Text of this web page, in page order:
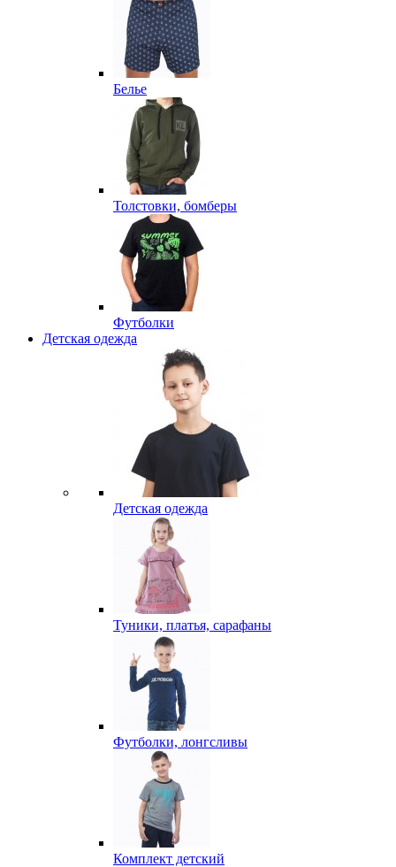
Белье
Толстовки, бомберы
Футболки
Детская одежда
Детская одежда
Туники, платья, сарафаны
Футболки, лонгсливы
Комплект детский